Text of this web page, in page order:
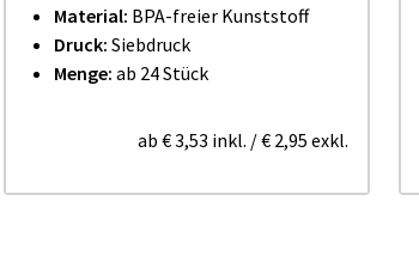
Material: BPA-freier Kunststoff
Druck: Siebdruck
Menge: ab 24 Stück
ab € 3,53 inkl. /€ 2,95 exkl.